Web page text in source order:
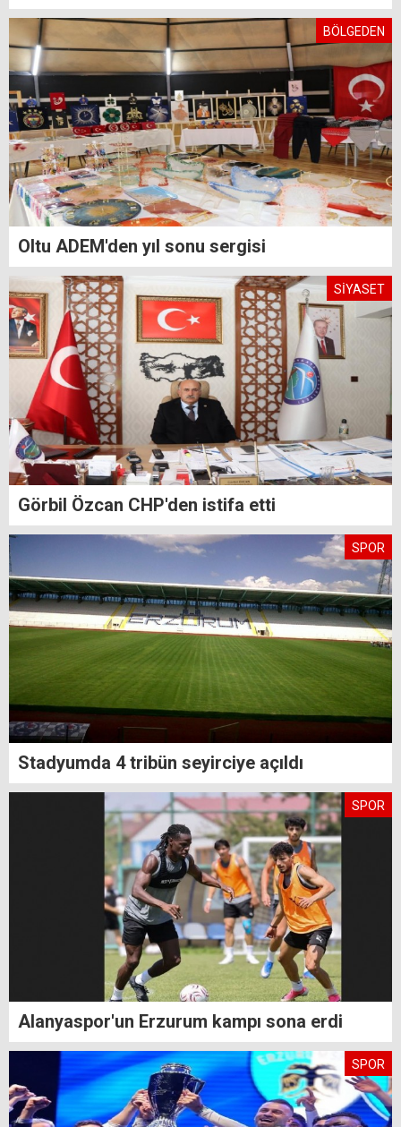
BÖLGEDEN
Oltu ADEM'den yıl sonu sergisi
SİYASET
Görbil Özcan CHP'den istifa etti
SPOR
Stadyumda 4 tribün seyirciye açıldı
SPOR
Alanyaspor'un Erzurum kampı sona erdi
SPOR